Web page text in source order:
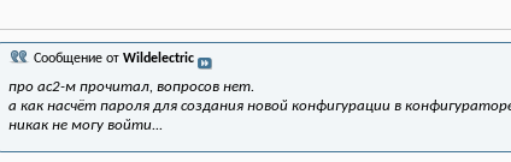
Сообщение от Wildelectric
про ас2-м прочитал, вопросов нет.
а как насчёт пароля для создания новой конфигурации в
никак не могу войти...